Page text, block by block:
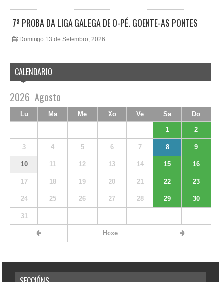
7ª PROBA DA LIGA GALEGA DE O-PÉ. GOENTE-AS PONTES
Domingo 13 de Setembro, 2026
CALENDARIO
2026 Agosto
Lu Ma Me Xo Ve Sa Do
1 2
3 4 5 6 7 8 9
10 11 12 13 14 15 16
17 18 19 20 21 22 23
24 25 26 27 28 29 30
31
Hoxe